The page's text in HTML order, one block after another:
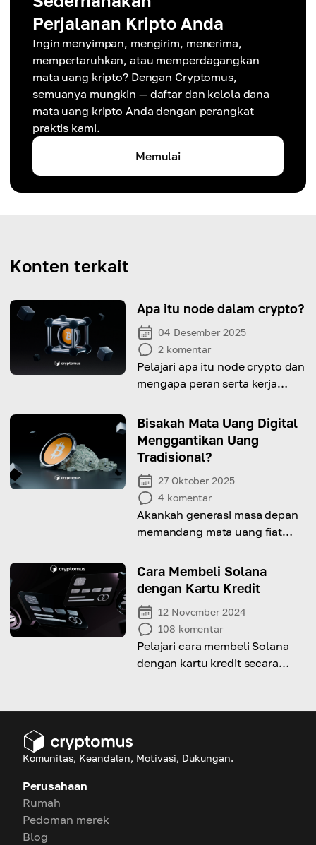
Perjalanan Kripto Anda
Ingin menyimpan, mengirim, menerima,
mempertaruhkan, atau memperdagangkan
mata uang kripto? Dengan Cryptomus,
semuanya mungkin — daftar dan kelola dana
mata uang kripto Anda dengan perangkat
praktis kami.
Memulai
Konten terkait
Apa itu node dalam crypto?
04 Desember 2025
2 komentar
Pelajari apa itu node crypto dan
mengapa peran serta kerja
Bisakah Mata Uang Digital
Menggantikan Uang
Tradisional?
27 Oktober 2025
4 komentar
Akankah generasi masa depan
memandang mata uang fiat
lama berlalu? Mari diskusikan
masa depan hubungan antara
keuangan tradisional dan uang
digital.
Cara Membeli Solana
dengan Kartu Kredit
12 November 2024
108 komentar
Pelajari cara membeli Solana
dengan kartu kredit secara
cara membeli Solana dengan
terbaiknya.
Komunitas, Keandalan, Motivasi, Dukungan.
Perusahaan
Rumah
Pedoman merek
Blog